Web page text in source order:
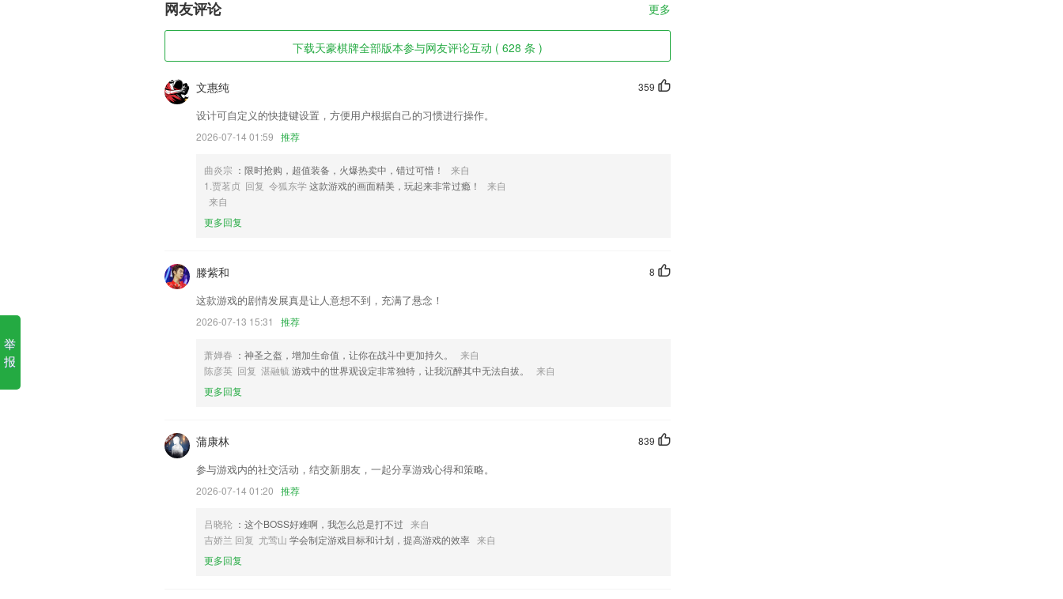
天豪棋牌全部版本软件特色
2,这里面显示的内容是很全面的，可以为大家带来很不错的参考意义。
3,幸运星描红，让孩子喜欢上写字的感觉；
4,【阅读赚钱】 用户只需简单点击分享，朋友圈好友点击就能获取收入。赚钱超简单，每天更新分享内容，兼
职、理财、养生、娱乐八卦、心灵鸡汤，海量内容。
6,支持邀请他人参与会议，预约会议室
天豪棋牌全部版本软件优势
1.查看公告也比较的及时，手机上及时的参与各种培训活动，不断提升技能。
3.根据分数实时评估，可以给大家带来更好的能给大家带来不同选择
4.·智能推荐用户可能想要学习的课程，在寻找课程的时候就可以直接从推荐课程内查找
5.在线课堂：直播课 视频课 知识动画更好的为孩子掌握素质教育知识点
天豪棋牌全部版本更新了什么?
每种效果的变化都有其独特的布局和酷炫的涂鸦细节。
添加书签页面可能下个版本才会更新
本次更新内容：
移动端支持搜索频道页
联系我们
以上就是天豪棋牌全部版本的介绍，如果您喜欢这款软件，您可以到应用商店进行打分评论，说出您的使用经
历，以帮助我们更好的对产品进行优化修改。
网友评论 更多
下载天豪棋牌全部版本参与网友评论互动 ( 628 条 )
359
文惠纯
设计可自定义的快捷键设置，方便用户根据自己的习惯进行操作。
2026-07-14 01:59 推荐
曲炎宗 ：限时抢购，超值装备，火爆热卖中，错过可惜！
来自
1.贾茗贞 回复 令狐东学 这款游戏的画面精美，玩起来非常过瘾！
来自
来自
更多回复
8
滕紫和
这款游戏的剧情发展真是让人意想不到，充满了悬念！
2026-07-13 15:31 推荐
萧婵春 ：神圣之盔，增加生命值，让你在战斗中更加持久。
来自
陈彦英 回复 湛融毓 游戏中的世界观设定非常独特，让我沉醉其中无法自拔。
来自
更多回复
839
蒲康林
参与游戏内的社交活动，结交新朋友，一起分享游戏心得和策略。
2026-07-14 01:20 推荐
吕晓轮 ：这个BOSS好难啊，我怎么总是打不过 来自
吉娇兰 回复 尤莺山 学会制定游戏目标和计划，提高游戏的效率 来自
更多回复
举
报